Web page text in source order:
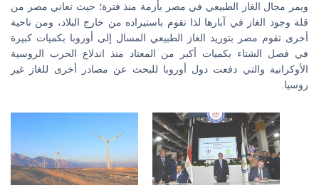
ويمر مجال الغاز الطبيعي في مصر بأزمة منذ فترة؛ حيث تعاني مصر من
قلة وجود الغاز في آبارها لذا تقوم باستيراده من خارج البلاد، ومن ناحية
أخرى تقوم مصر بتوريد الغاز الطبيعي المسال إلى أوروبا بكميات كبيرة
في فصل الشتاء بكميات أكبر من المعتاد منذ اندلاع الحرب الروسية
الأوكرانية والتي دفعت دول أوروبا للبحث عن مصادر أخرى للغاز غير
روسيا.